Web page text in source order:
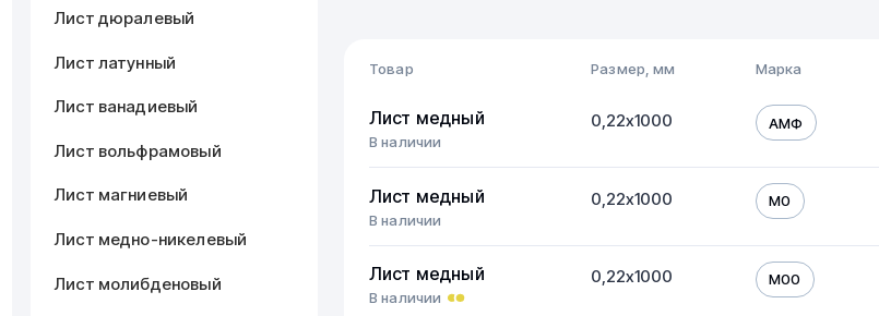
Лист дюралевый
Лист латунный
Лист ванадиевый
Лист вольфрамовый
Лист магниевый
Лист медно-никелевый
Лист молибденовый
Товар Размер, мм Марка
Лист медный
В наличии
0,22х1000 АМФ
Лист медный
В наличии
0,22х1000 М0
Лист медный
В наличии
0,22х1000 М00